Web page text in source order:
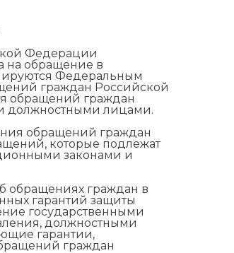
Федерации
на обращение в
Федеральным
граждан Российской
обращений граждан
должностными лицами.
обращений граждан
которые подлежат
законами и
обращениях граждан в
гарантий защиты
государственными
должностными
гарантии,
граждан